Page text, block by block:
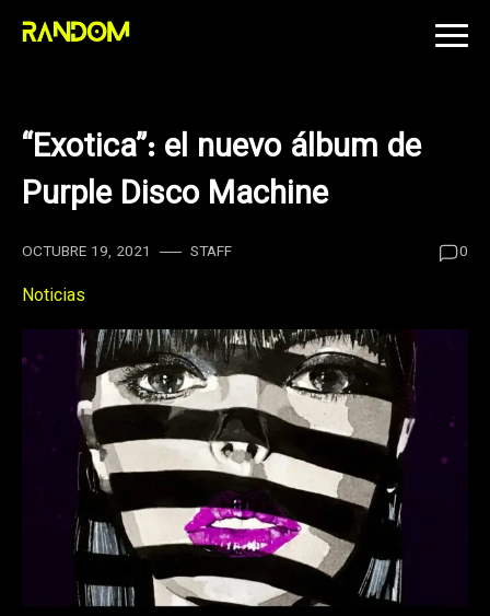
Skip
“Exotica”: el nuevo álbum de
Purple Disco Machine
OCTUBRE 19, 2021 STAFF 0
Noticias